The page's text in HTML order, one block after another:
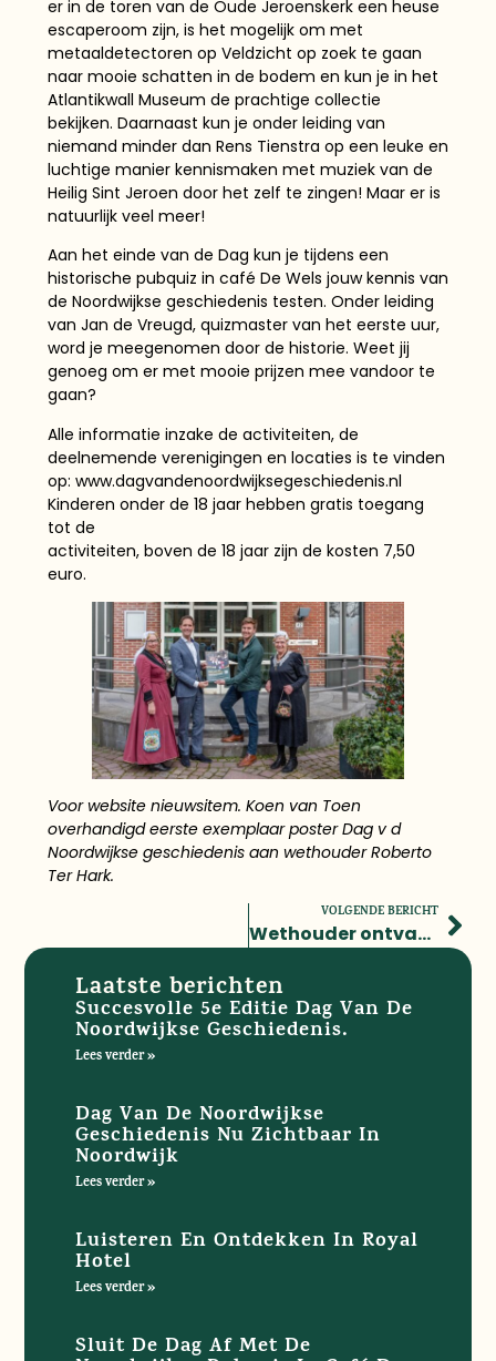
er in de toren van de Oude Jeroenskerk een heuse
escaperoom zijn, is het mogelijk om met
metaaldetectoren op Veldzicht op zoek te gaan
naar mooie schatten in de bodem en kun je in het
Atlantikwall Museum de prachtige collectie
bekijken. Daarnaast kun je onder leiding van
niemand minder dan Rens Tienstra op een leuke en
luchtige manier kennismaken met muziek van de
Heilig Sint Jeroen door het zelf te zingen! Maar er is
natuurlijk veel meer!
Aan het einde van de Dag kun je tijdens een
historische pubquiz in café De Wels jouw kennis van
de Noordwijkse geschiedenis testen. Onder leiding
van Jan de Vreugd, quizmaster van het eerste uur,
word je meegenomen door de historie. Weet jij
genoeg om er met mooie prijzen mee vandoor te
gaan?
Alle informatie inzake de activiteiten, de
deelnemende verenigingen en locaties is te vinden
op: www.dagvandenoordwijksegeschiedenis.nl
Kinderen onder de 18 jaar hebben gratis toegang
tot de
activiteiten, boven de 18 jaar zijn de kosten 7,50
euro.
Voor website nieuwsitem. Koen van Toen
overhandigd eerste exemplaar poster Dag v d
Noordwijkse geschiedenis aan wethouder Roberto
Ter Hark.
VOLGENDE BERICHT
Wethouder ontvangt programma voor Dag van de Noordwijkse Geschiedenis 2025
Laatste berichten
Succesvolle 5e Editie Dag Van De
Noordwijkse Geschiedenis.
Lees verder »
Dag Van De Noordwijkse
Geschiedenis Nu Zichtbaar In
Noordwijk
Lees verder »
Luisteren En Ontdekken In Royal
Hotel
Lees verder »
Sluit De Dag Af Met De